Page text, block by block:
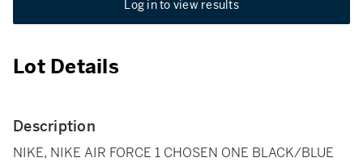
Log in to view results
Lot Details
Description
NIKE, NIKE AIR FORCE 1 CHOSEN ONE BLACK/BLUE